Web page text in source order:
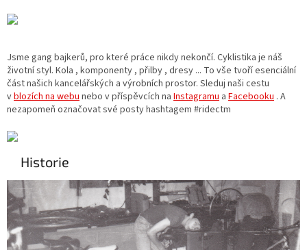
Jsme gang bajkerů, pro které práce nikdy nekončí. Cyklistika je náš
životní styl. Kola , komponenty, přilby, dresy ... To vše tvoří esenciální
část našich kancelářských a výrobních prostor. Sleduj naši cestu
vblozích na webunebo v příspěvcích na Instagramu a Facebooku . A
nezapomeň označovat své posty hashtagem #ridectm
Historie